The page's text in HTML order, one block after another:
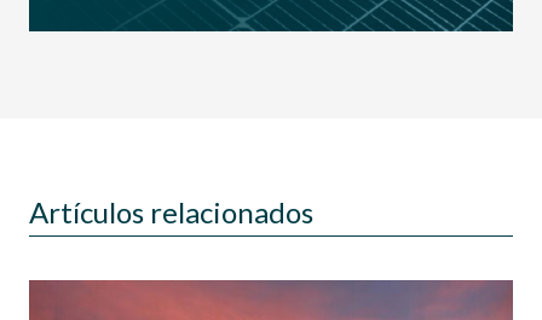
Artículos relacionados